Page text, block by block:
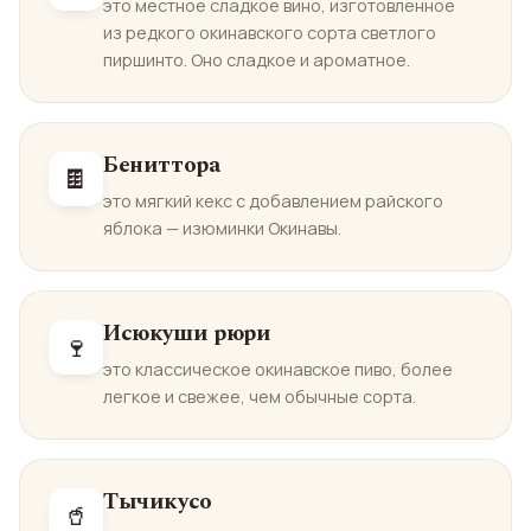
это местное сладкое вино, изготовленное
из редкого окинавского сорта светлого
пиршинто. Оно сладкое и ароматное.
🍫 Бениттора
это мягкий кекс с добавлением райского
яблока — изюминки Окинавы.
🍷 Исюкуши рюри
это классическое окинавское пиво, более
легкое и свежее, чем обычные сорта.
🥤 Тычикусо